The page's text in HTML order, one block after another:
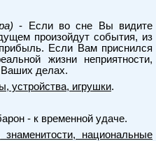
- Если во сне Вы видите
произойдут события, из
Если Вам приснился
жизни неприятности,
Ваших делах.
устройства, игрушки.
- к временной удаче.
национальные